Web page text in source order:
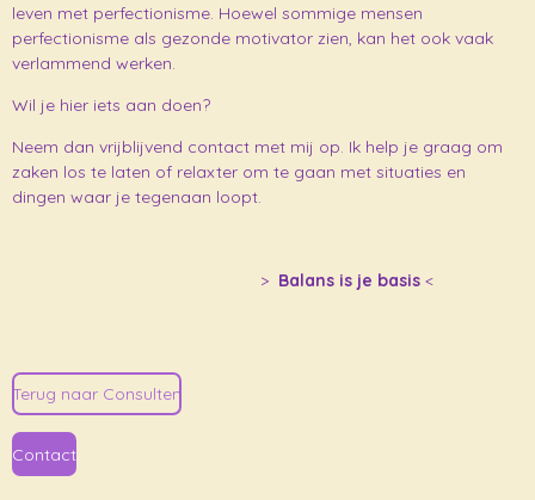
leven met perfectionisme. Hoewel sommige mensen
perfectionisme als gezonde motivator zien, kan het ook vaak
verlammend werken.
Wil je hier iets aan doen?
Neem dan vrijblijvend contact met mij op. Ik help je graag om
zaken los te laten of relaxter om te gaan met situaties en
dingen waar je tegenaan loopt.
> Balans is je basis <
Terug naar Consulten
Contact